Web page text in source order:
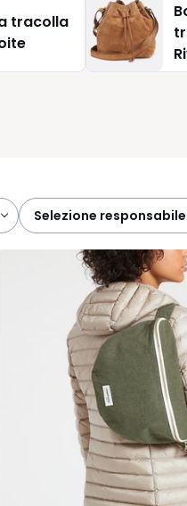
tracolla
selezione responsabile